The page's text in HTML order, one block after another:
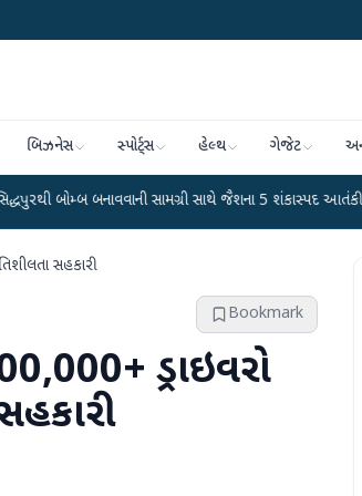
બિઝનેસ સ્પોર્ટ્સ હેલ્થ ગેજેટ
સામગ્રી સાથે જૈશના 5 શંકાસ્પદ આતંકી ઝડપાયા ●
સહકારી
Bookmark
ડ્રાઇવરો